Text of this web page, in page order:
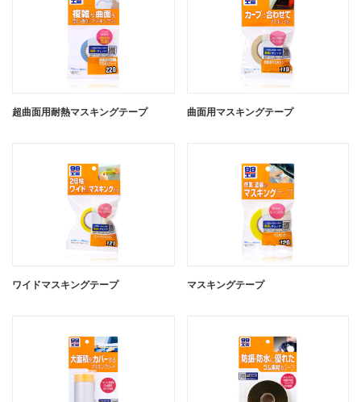
超曲面用耐熱マスキングテープ 曲面用マスキングテープ
ワイドマスキングテープ マスキングテープ